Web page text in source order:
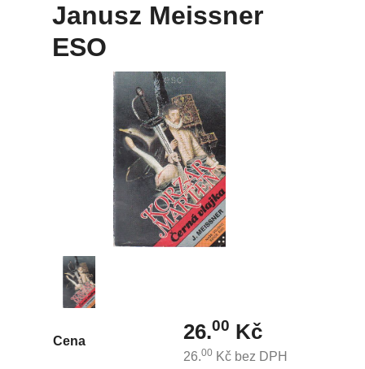
Janusz Meissner
ESO
Cena 26.00 Kč
26.00 Kč bez DPH